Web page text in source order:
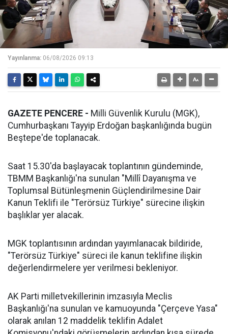
Yayınlanma: 06/08/2026 09:13
GAZETE PENCERE - Milli Güvenlik Kurulu (MGK),
Cumhurbaşkanı Tayyip Erdoğan başkanlığında bugün
Beştepe'de toplanacak.
Saat 15.30'da başlayacak toplantının gündeminde,
TBMM Başkanlığı'na sunulan "Millî Dayanışma ve
Toplumsal Bütünleşmenin Güçlendirilmesine Dair
Kanun Teklifi ile "Terörsüz Türkiye" sürecine ilişkin
başlıklar yer alacak.
MGK toplantısının ardından yayımlanacak bildiride,
"Terörsüz Türkiye" süreci ile kanun teklifine ilişkin
değerlendirmelere yer verilmesi bekleniyor.
AK Parti milletvekillerinin imzasıyla Meclis
Başkanlığı'na sunulan ve kamuoyunda "Çerçeve Yasa"
olarak anılan 12 maddelik teklifin Adalet